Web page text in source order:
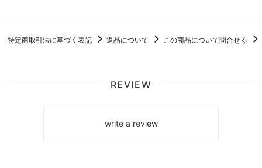
特定商取引法に基づく表記 返品について この商品について問合せる
REVIEW
write a review